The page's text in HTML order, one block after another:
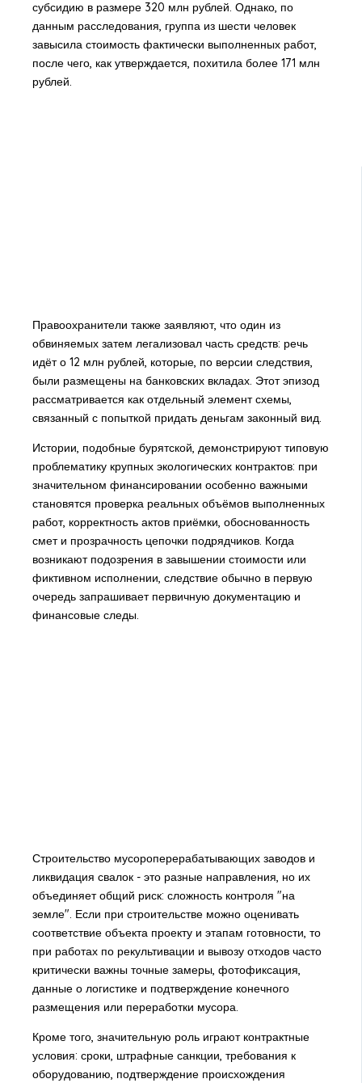
субсидию в размере 320 млн рублей. Однако, по
данным расследования, группа из шести человек
завысила стоимость фактически выполненных работ,
после чего, как утверждается, похитила более 171 млн
рублей.
Правоохранители также заявляют, что один из
обвиняемых затем легализовал часть средств: речь
идёт о 12 млн рублей, которые, по версии следствия,
были размещены на банковских вкладах. Этот эпизод
рассматривается как отдельный элемент схемы,
связанный с попыткой придать деньгам законный вид.
Истории, подобные бурятской, демонстрируют типовую
проблематику крупных экологических контрактов: при
значительном финансировании особенно важными
становятся проверка реальных объёмов выполненных
работ, корректность актов приёмки, обоснованность
смет и прозрачность цепочки подрядчиков. Когда
возникают подозрения в завышении стоимости или
фиктивном исполнении, следствие обычно в первую
очередь запрашивает первичную документацию и
финансовые следы.
Строительство мусороперерабатывающих заводов и
ликвидация свалок - это разные направления, но их
объединяет общий риск: сложность контроля "на
земле". Если при строительстве можно оценивать
соответствие объекта проекту и этапам готовности, то
при работах по рекультивации и вывозу отходов часто
критически важны точные замеры, фотофиксация,
данные о логистике и подтверждение конечного
размещения или переработки мусора.
Кроме того, значительную роль играют контрактные
условия: сроки, штрафные санкции, требования к
оборудованию, подтверждение происхождения